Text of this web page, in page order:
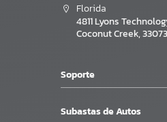
Florida
4811 Lyons
Coconut Creek, 33073
Soporte
Subastas de Autos